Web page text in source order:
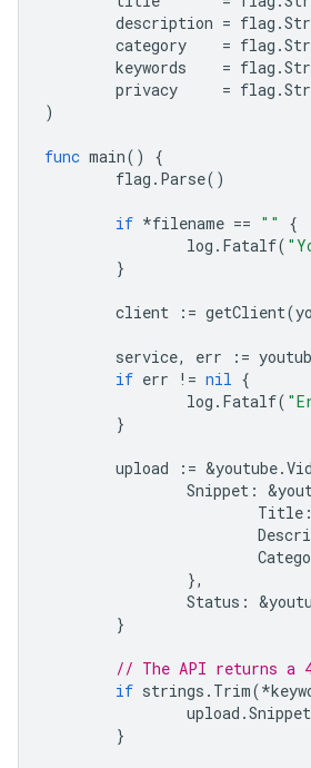
description = flag .
category
= flag .
keywords
= flag .
privacy
= flag .
)
func main()
{
flag . Parse()
if *filename == ""
{
log . Fatalf(
}
client := getClient(
service, err :=
if err != nil {
log . Fatalf(
}
upload := &youtube.
Snippet : &
Title :
},
Status : &
}
// The API returns a
if strings . Trim(*
upload .Snippet
}